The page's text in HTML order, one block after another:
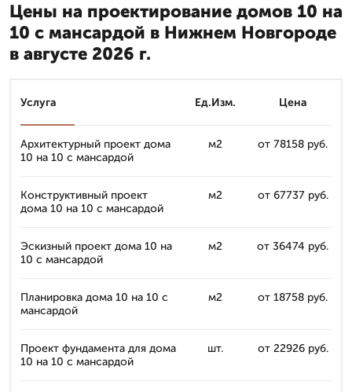
Цены на проектирование домов 10 на
10 с мансардой в Нижнем Новгороде
в августе 2026 г.
Услуга Ед.Изм. Цена
Архитектурный проект дома
10 на 10 с мансардой
м2 от 78158 руб.
Конструктивный проект
дома 10 на 10 с мансардой
м2 от 67737 руб.
Эскизный проект дома 10 на
10 с мансардой
м2 от 36474 руб.
Планировка дома 10 на 10 с
мансардой
м2 от 18758 руб.
Проект фундамента для дома
10 на 10 с мансардой
шт. от 22926 руб.